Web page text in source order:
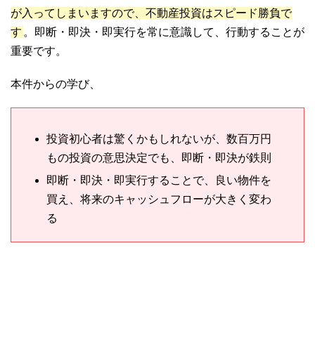
が入ってしまいますので、不動産投資はスピード勝負で
す 。即断・即決・即実行を常に意識して、行動することが
重要です。
本件からの学び、
投資初心者は驚くかもしれないが、数百万円
もの投資の意思決定でも、即断・即決が鉄則
即断・即決・即実行することで、良い物件を
買え、将来のキャッシュフローが大きく変わ
る